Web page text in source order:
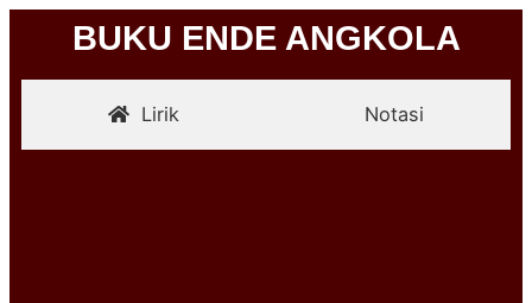
BUKU ENDE ANGKOLA
Lirik Notasi